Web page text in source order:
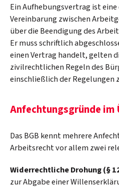
Ein Aufhebungsvertrag ist
Vereinbarung zwischen
über die Beendigung des
Er muss schriftlich
einen Vertrag handelt, gelten
zivilrechtlichen Regeln des
einschließlich der Regelungen
Anfechtungsgründe im
Das BGB kennt mehrere
Arbeitsrecht vor allem zwei
Widerrechtliche Drohung (§
zur Abgabe einer